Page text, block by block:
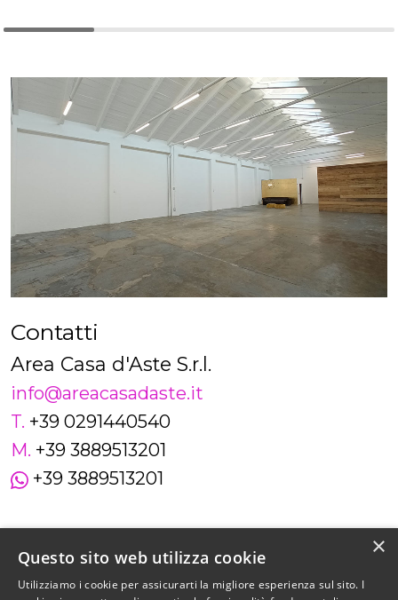
Contatti
Area Casa d'Aste S.r.l.
info@areacasadaste.it
T. +39 0291440540
M. +39 3889513201
+39 3889513201
×
Questo sito web utilizza cookie
Utilizziamo i cookie per assicurarti la migliore esperienza sul sito. I